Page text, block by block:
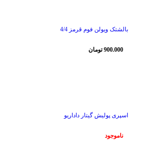
بالشتک ویولن فوم قرمز 4/4
900.000 تومان
اسپری پولیش گیتار داداریو
ناموجود